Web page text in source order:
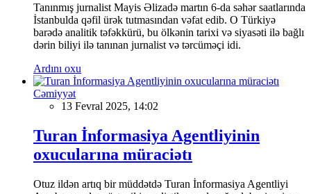
Tanınmış jurnalist Mayis Əlizadə martın 6-da səhər saatlarında
İstanbulda qəfil ürək tutmasından vəfat edib. O Türkiyə
barədə analitik təfəkkürü, bu ölkənin tarixi və siyasəti ilə bağlı
dərin biliyi ilə tanınan jurnalist və tərcüməçi idi.
Ardını oxu
Cəmiyyət
13 Fevral 2025, 14:02
Turan İnformasiya Agentliyinin
oxucularına müraciətı
Otuz ildən artıq bir müddətdə Turan İnformasiya Agentliyi